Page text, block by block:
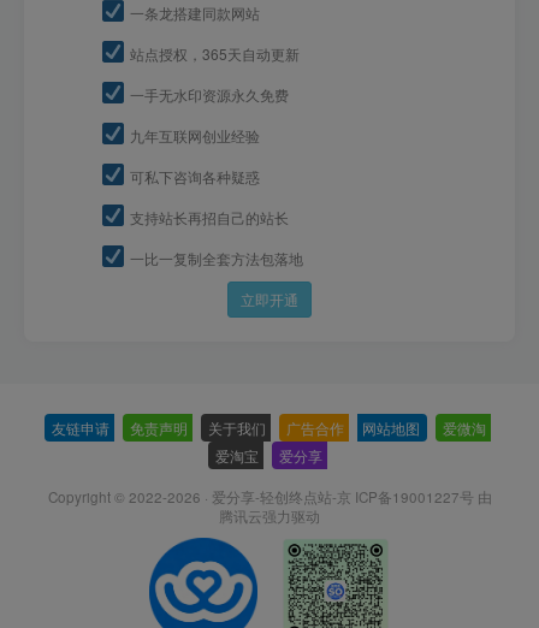
一条龙搭建同款网站
站点授权，365天自动更新
一手无水印资源永久免费
九年互联网创业经验
可私下咨询各种疑惑
支持站长再招自己的站长
一比一复制全套方法包落地
立即开通
友链申请 免责声明 关于我们 广告合作 网站地图 爱微淘
爱淘宝
爱分享
Copyright © 2022-2026 · 爱分享-轻创终点站-京 ICP备19001227号 由
腾讯云强力驱动